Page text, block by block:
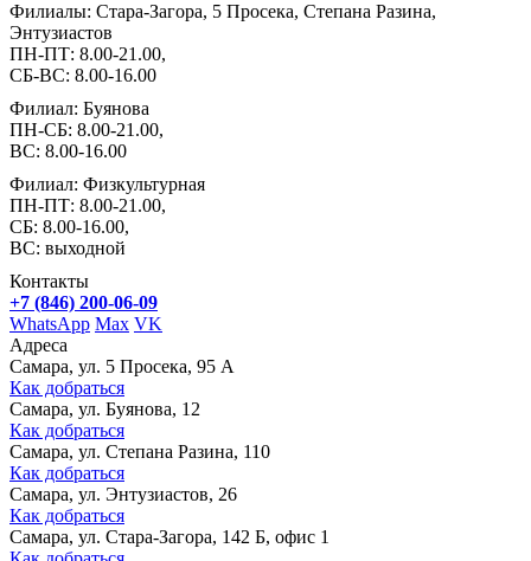
Филиалы: Стара-Загора, 5 Просека, Степана Разина,
Энтузиастов
ПН-ПТ: 8.00-21.00,
СБ-ВС: 8.00-16.00
Филиал: Буянова
ПН-СБ: 8.00-21.00,
ВС: 8.00-16.00
Филиал: Физкультурная
ПН-ПТ: 8.00-21.00,
СБ: 8.00-16.00,
ВС: выходной
Контакты
+7 (846) 200-06-09
WhatsApp Max VK
Адреса
Самара, ул. 5 Просека, 95 А
Как добраться
Самара, ул. Буянова, 12
Как добраться
Самара, ул. Степана Разина, 110
Как добраться
Самара, ул. Энтузиастов, 26
Как добраться
Самара, ул. Стара-Загора, 142 Б, офис 1